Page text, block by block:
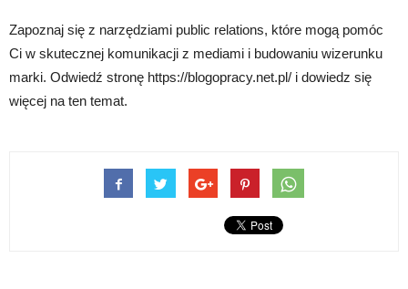
Zapoznaj się z narzędziami public relations, które mogą pomóc
Ci w skutecznej komunikacji z mediami i budowaniu wizerunku
marki. Odwiedź stronę https://blogopracy.net.pl/ i dowiedz się
więcej na ten temat.